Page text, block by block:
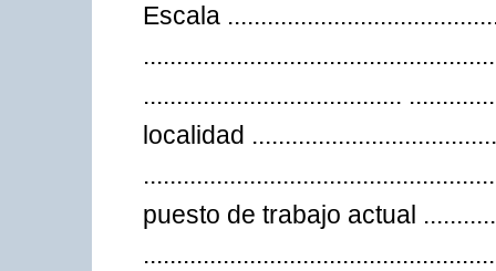
Escala
.......................................
localidad
puesto de trabajo actual